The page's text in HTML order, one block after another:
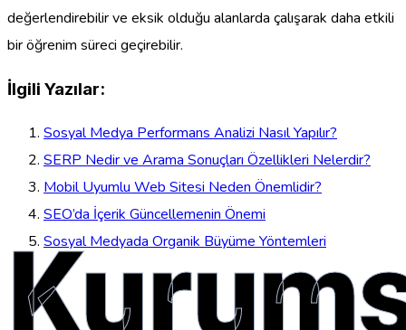
değerlendirebilir ve eksik olduğu alanlarda çalışarak daha etkili
bir öğrenim süreci geçirebilir.
İlgili Yazılar:
Sosyal Medya Performans Analizi Nasıl Yapılır?
SERP Nedir ve Arama Sonuçları Özellikleri Nelerdir?
Mobil Uyumlu Web Sitesi Neden Önemlidir?
SEO’da İçerik Güncellemenin Önemi
Sosyal Medyada Organik Büyüme Yöntemleri